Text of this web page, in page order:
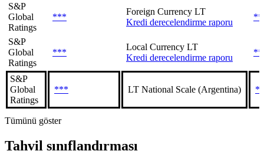
S&P
Global
Ratings
***
Foreign Currency LT
Kredi derecelendirme raporu
S&P
Global
Ratings
***
Local Currency LT
Kredi derecelendirme raporu
S&P
Global
Ratings
*** LT National Scale (Argentina)
Tümünü göster
Tahvil sınıflandırması